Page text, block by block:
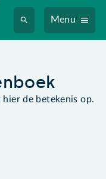
Menu
hier de betekenis op.